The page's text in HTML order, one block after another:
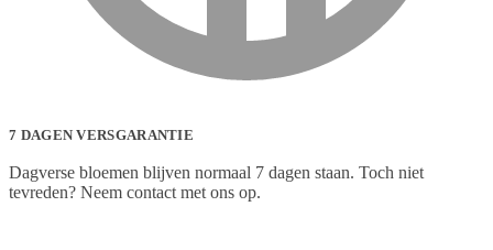
7 DAGEN VERSGARANTIE
Dagverse bloemen blijven normaal 7 dagen staan. Toch niet
tevreden? Neem contact met ons op.